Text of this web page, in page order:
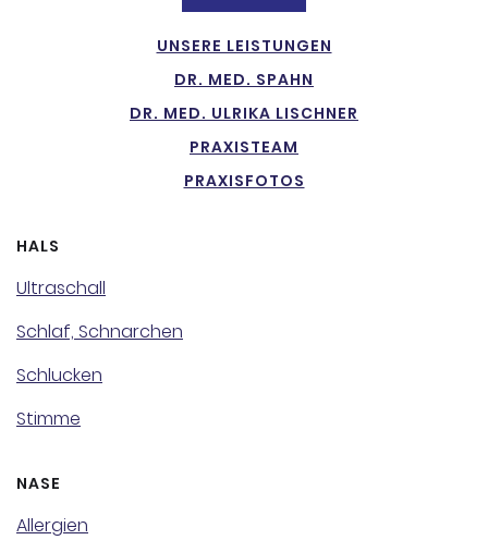
UNSERE LEISTUNGEN
DR. MED. SPAHN
DR. MED. ULRIKA LISCHNER
PRAXISTEAM
PRAXISFOTOS
HALS
Ultraschall
Schlaf, Schnarchen
Schlucken
Stimme
NASE
Allergien